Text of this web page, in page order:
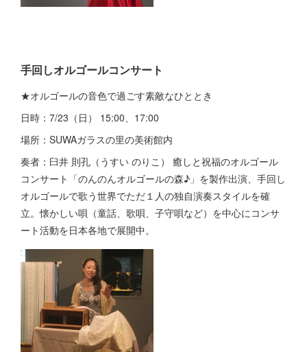
手回しオルゴールコンサート
★オルゴールの音色で過ごす素敵なひととき
日時：7/23（日） 15:00、17:00
場所：SUWAガラスの里の美術館内
奏者：臼井 則孔（うすい のりこ） 癒しと祝福のオルゴール
コンサート「のんのんオルゴールの森♪」を製作出演、手回し
オルゴールで歌う世界でただ１人の独自演奏スタイルを確
立。懐かしい唄（童話、歌唄、子守唄など）を中心にコンサ
ート活動を日本各地で展開中。